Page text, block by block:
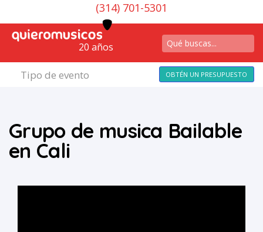
(314) 701-5301
20 años
Tipo de evento OBTÉN UN PRESUPUESTO
Grupo de musica Bailable
en Cali